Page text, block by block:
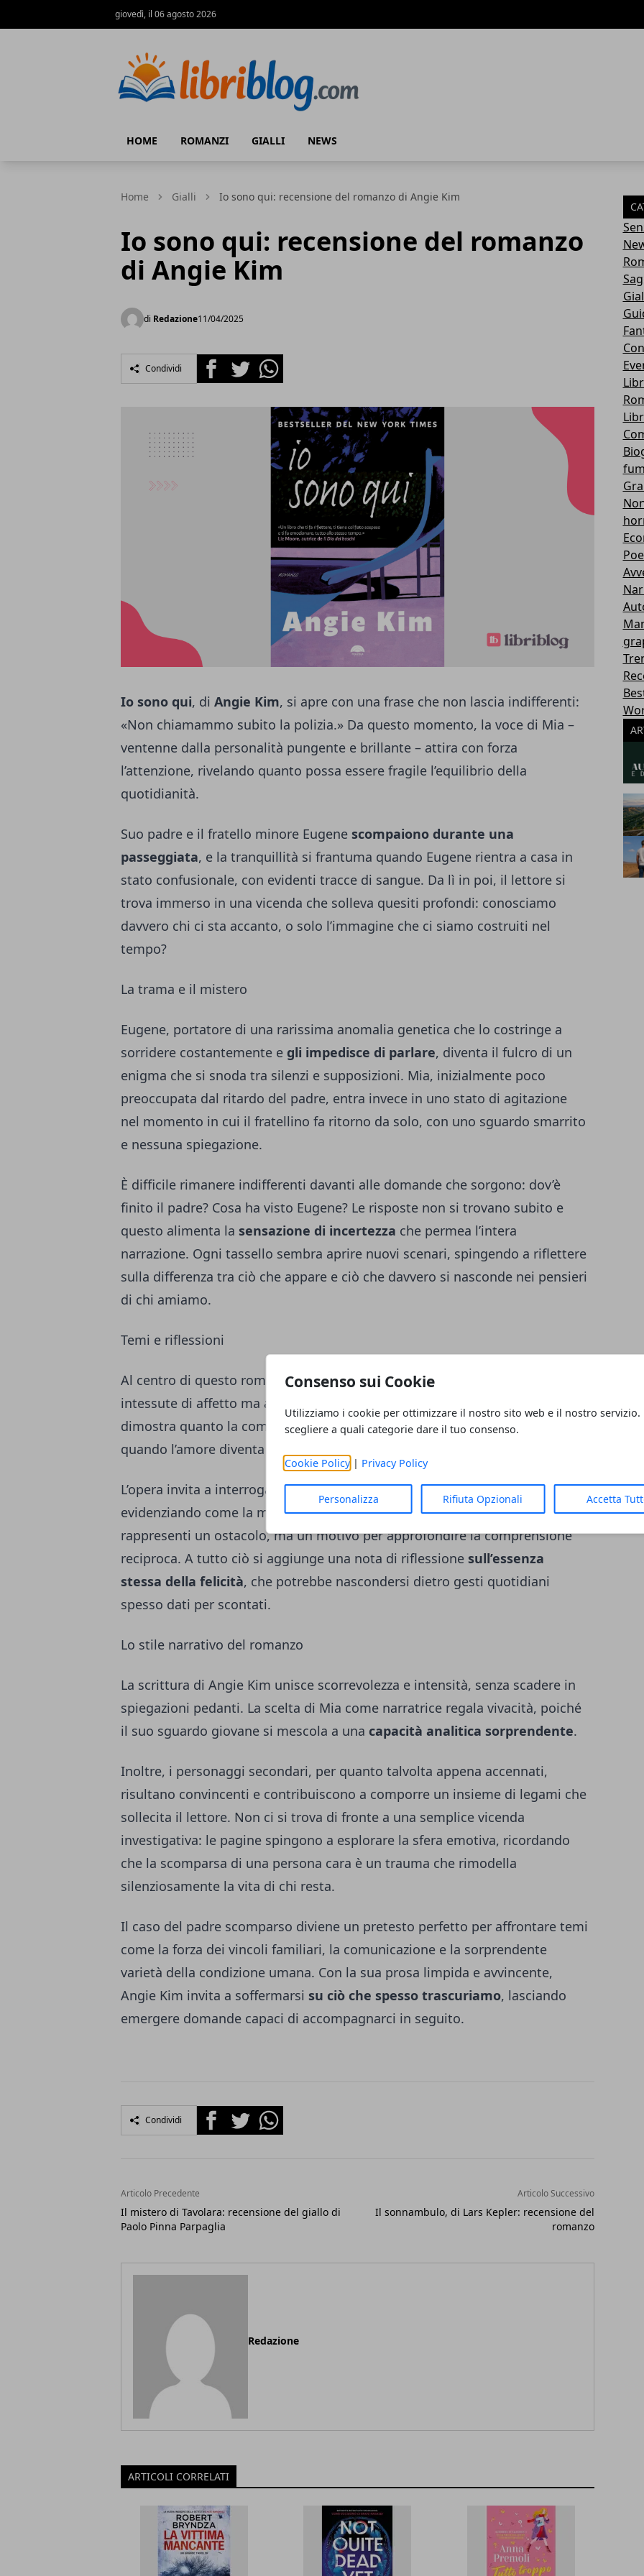
Consenso sui Cookie
Utilizziamo i cookie per ottimizzare il nostro sito web e il nostro servizio.
scegliere a quali categorie dare il tuo consenso.
Cookie Policy| Privacy Policy
Personalizza Rifiuta Opzionali Accetta
giovedì, il 06 agosto 2026
HOME ROMANZI GIALLI NEWS
Home Gialli Io sono qui: recensione del romanzo di Angie Kim
Io sono qui: recensione del romanzo
di Angie Kim
di Redazione11/04/2025
Condividi FacebookTwitterWhatsapp
Io sono qui, di Angie Kim, si apre con una frase che non lascia indifferenti:
«Non chiamammo subito la polizia.» Da questo momento, la voce di Mia –
ventenne dalla personalità pungente e brillante – attira con forza
l’attenzione, rivelando quanto possa essere fragile l’equilibrio della
quotidianità.
Suo padre e il fratello minore Eugene scompaiono durante una
passeggiata, e la tranquillità si frantuma quando Eugene rientra a casa in
stato confusionale, con evidenti tracce di sangue. Da lì in poi, il lettore si
trova immerso in una vicenda che solleva quesiti profondi: conosciamo
davvero chi ci sta accanto, o solo l’immagine che ci siamo costruiti nel
tempo?
La trama e il mistero
Eugene, portatore di una rarissima anomalia genetica che lo costringe a
sorridere costantemente e gli impedisce di parlare, diventa il fulcro di un
enigma che si snoda tra silenzi e supposizioni. Mia, inizialmente poco
preoccupata dal ritardo del padre, entra invece in uno stato di agitazione
nel momento in cui il fratellino fa ritorno da solo, con uno sguardo smarrito
e nessuna spiegazione.
È difficile rimanere indifferenti davanti alle domande che sorgono: dov’è
finito il padre? Cosa ha visto Eugene? Le risposte non si trovano subito e
questo alimenta la sensazione di incertezza che permea l’intera
narrazione. Ogni tassello sembra aprire nuovi scenari, spingendo a riflettere
sulla differenza tra ciò che appare e ciò che davvero si nasconde nei pensieri
di chi amiamo.
Temi e riflessioni
Al centro di questo romanzo risalta lacomplessità delle relazioni familiari
intessute di affetto ma anche di segreti. Il legame tra Mia ed Eugene
dimostra quanto la comunicazione possa andare oltre le parole, soprattutto
quando l’amore diventa l’unico linguaggio universale.
L’opera invita a interrogarsi sulle barriere che poniamo tra noi e gli altri,
evidenziando come la mancanza di risposte verbali di Eugene non
rappresenti un ostacolo, ma un motivo per approfondire la comprensione
reciproca. A tutto ciò si aggiunge una nota di riflessione sull’essenza
stessa della felicità, che potrebbe nascondersi dietro gesti quotidiani
spesso dati per scontati.
Lo stile narrativo del romanzo
La scrittura di Angie Kim unisce scorrevolezza e intensità, senza scadere in
spiegazioni pedanti. La scelta di Mia come narratrice regala vivacità, poiché
il suo sguardo giovane si mescola a una capacità analitica sorprendente.
Inoltre, i personaggi secondari, per quanto talvolta appena accennati,
risultano convincenti e contribuiscono a comporre un insieme di legami che
sollecita il lettore. Non ci si trova di fronte a una semplice vicenda
investigativa: le pagine spingono a esplorare la sfera emotiva, ricordando
che la scomparsa di una persona cara è un trauma che rimodella
silenziosamente la vita di chi resta.
Il caso del padre scomparso diviene un pretesto perfetto per affrontare temi
come la forza dei vincoli familiari, la comunicazione e la sorprendente
varietà della condizione umana. Con la sua prosa limpida e avvincente,
Angie Kim invita a soffermarsi su ciò che spesso trascuriamo, lasciando
emergere domande capaci di accompagnarci in seguito.
Condividi FacebookTwitterWhatsapp
Articolo Precedente
Il mistero di Tavolara: recensione del giallo di
Paolo Pinna Parpaglia
Articolo Successivo
Il sonnambulo, di Lars Kepler: recensione del
romanzo
Redazione
ARTICOLI CORRELATI